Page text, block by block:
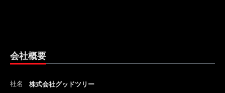
会社概要
社名 株式会社グッドツリー